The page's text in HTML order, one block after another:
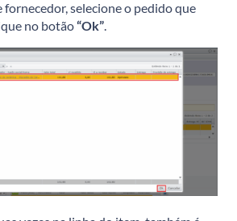
fornecedor, selecione o pedido que
no botão“Ok”.